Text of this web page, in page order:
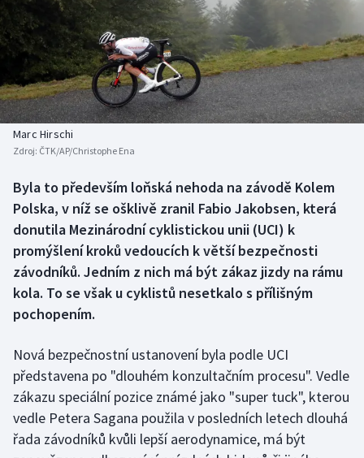
Boby a skeleton
Box
Curling
Dostihy
Florbal
Futsal
Golf
Gymnastika
Jezdectví
Judo
Krasobruslení
AZ kvíz
Marc Hirschi
Zdroj: ČTK/AP/Christophe Ena
Byla to především loňská nehoda na závodě Kolem
Polska, v níž se ošklivě zranil Fabio Jakobsen, která
donutila Mezinárodní cyklistickou unii (UCI) k
promýšlení kroků vedoucích k větší bezpečnosti
závodníků. Jedním z nich má být zákaz jizdy na rámu
kola. To se však u cyklistů nesetkalo s přílišným
pochopením.
Nová bezpečnostní ustanovení byla podle UCI
představena po "dlouhém konzultačním procesu". Vedle
zákazu speciální pozice známé jako "super tuck", kterou
vedle Petera Sagana použila v posledních letech dlouhá
řada závodníků kvůli lepší aerodynamice, má být